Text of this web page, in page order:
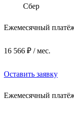
Сбер
Ежемесячный
16 566 ₽ / мес.
Оставить заявку
Ежемесячный